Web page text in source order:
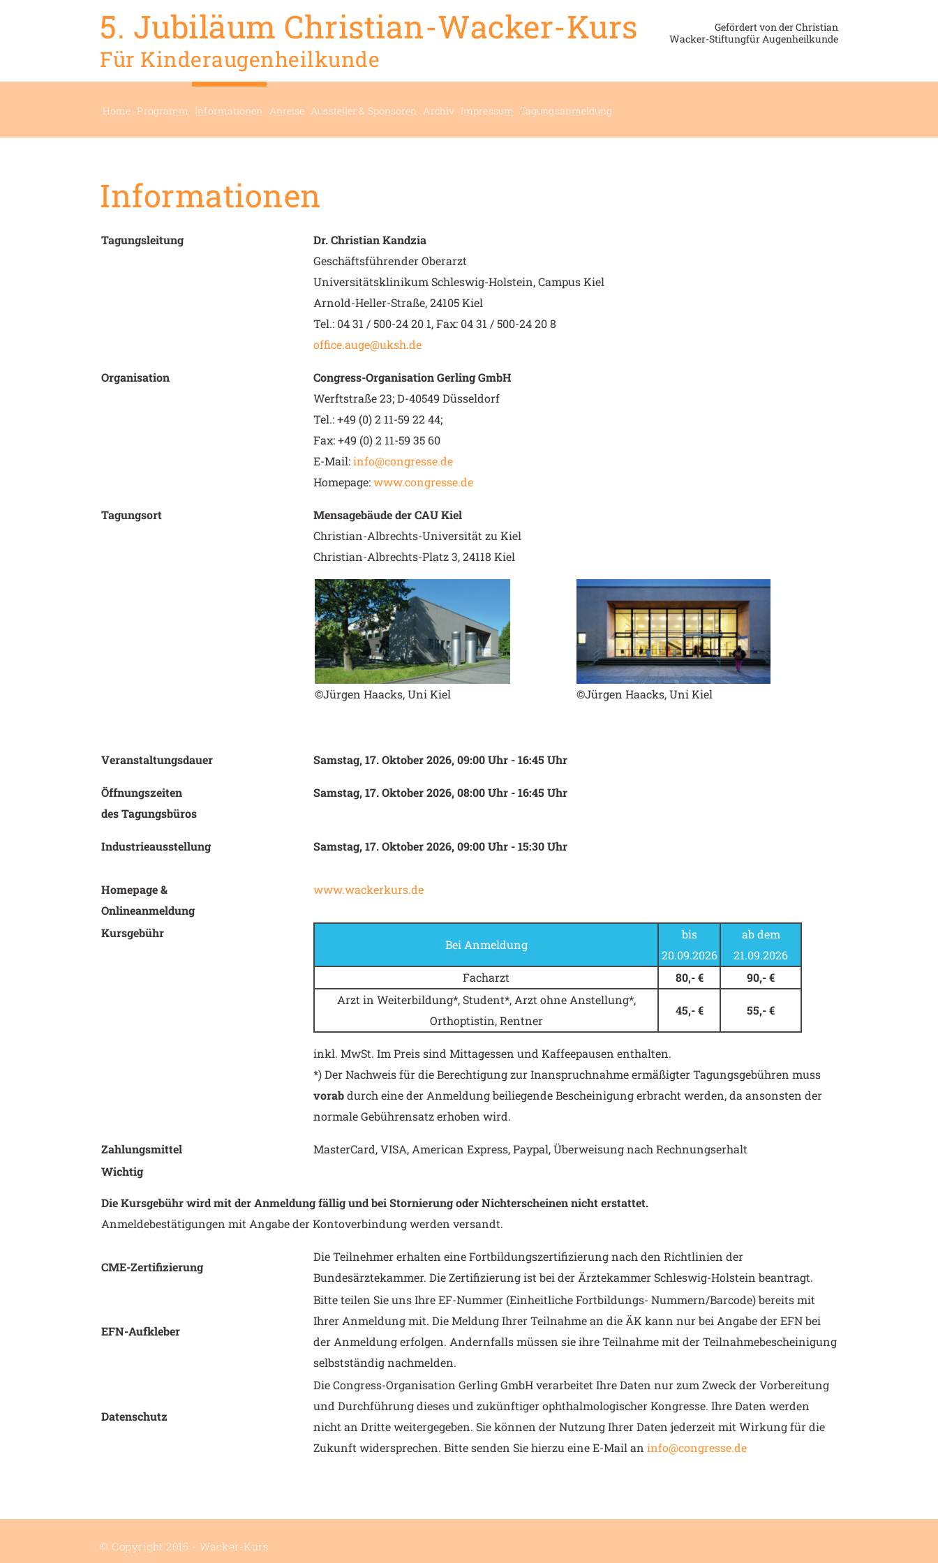
5. Jubiläum Christian-Wacker-Kurs
Für Kinderaugenheilkunde
Home Programm Informationen Anreise Aussteller & Sponsoren Archiv Impressum Tagungsanmeldung
Gefördert von der Christian
Wacker-Stiftungfür Augenheilkunde
Informationen
Tagungsleitung
Dr. Christian Kandzia
Geschäftsführender Oberarzt
Universitätsklinikum Schleswig-Holstein, Campus Kiel
Arnold-Heller-Straße, 24105 Kiel
Tel.: 04 31 / 500-24 20 1, Fax: 04 31 / 500-24 20 8
office.auge@uksh.de
Organisation
Congress-Organisation Gerling GmbH
Werftstraße 23; D-40549 Düsseldorf
Tel.: +49 (0) 2 11-59 22 44;
Fax: +49 (0) 2 11-59 35 60
E-Mail:info@congresse.de
Homepage:www.congresse.de
Tagungsort
Mensagebäude der CAU Kiel
Christian-Albrechts-Universität zu Kiel
Christian-Albrechts-Platz 3, 24118 Kiel
©Jürgen Haacks, Uni Kiel ©Jürgen Haacks, Uni Kiel
Veranstaltungsdauer Samstag, 17. Oktober 2026, 09:00 Uhr - 16:45 Uhr
Öffnungszeiten
des Tagungsbüros
Samstag, 17. Oktober 2026, 08:00 Uhr - 16:45 Uhr
Industrieausstellung Samstag, 17. Oktober 2026, 09:00 Uhr - 15:30 Uhr
Homepage &
Onlineanmeldung
www.wackerkurs.de
Kursgebühr
Bei Anmeldung
bis
20.09.2026
ab dem
21.09.2026
Facharzt
80,- €
90,- €
Arzt in Weiterbildung*, Student*, Arzt ohne Anstellung*,
Orthoptistin, Rentner
45,- € 55,- €
inkl. MwSt. Im Preis sind Mittagessen und Kaffeepausen enthalten.
*) Der Nachweis für die Berechtigung zur Inanspruchnahme ermäßigter Tagungsgebühren muss
vorabdurch eine der Anmeldung beiliegende Bescheinigung erbracht werden, da ansonsten der
normale Gebührensatz erhoben wird.
Zahlungsmittel
MasterCard, VISA, American Express, Paypal, Überweisung nach Rechnungserhalt
Wichtig
Die Kursgebühr wird mit der Anmeldung fällig und bei Stornierung oder Nichterscheinen nicht erstattet.
Anmeldebestätigungen mit Angabe der Kontoverbindung werden versandt.
CME-Zertifizierung
Die Teilnehmer erhalten eine Fortbildungszertifizierung nach den Richtlinien der
Bundesärztekammer. Die Zertifizierung ist bei der Ärztekammer Schleswig-Holstein beantragt.
EFN-Aufkleber
Bitte teilen Sie uns Ihre EF-Nummer (Einheitliche Fortbildungs- Nummern/Barcode) bereits mit
Ihrer Anmeldung mit. Die Meldung Ihrer Teilnahme an die ÄK kann nur bei Angabe der EFN bei
der Anmeldung erfolgen. Andernfalls müssen sie ihre Teilnahme mit der Teilnahmebescheinigung
selbstständig nachmelden.
Datenschutz
Die Congress-Organisation Gerling GmbH verarbeitet Ihre Daten nur zum Zweck der Vorbereitung
und Durchführung dieses und zukünftiger ophthalmologischer Kongresse. Ihre Daten werden
nicht an Dritte weitergegeben. Sie können der Nutzung Ihrer Daten jederzeit mit Wirkung für die
Zukunft widersprechen. Bitte senden Sie hierzu eine E-Mail an info@congresse.de
© Copyright 2015 - Wacker-Kurs